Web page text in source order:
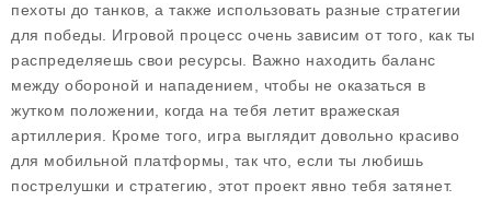
пехоты до танков, а также использовать разные стратегии
для победы. Игровой процесс очень зависим от того, как ты
распределяешь свои ресурсы. Важно находить баланс
между обороной и нападением, чтобы не оказаться в
жутком положении, когда на тебя летит вражеская
артиллерия. Кроме того, игра выглядит довольно красиво
для мобильной платформы, так что, если ты любишь
пострелушки и стратегию, этот проект явно тебя затянет.